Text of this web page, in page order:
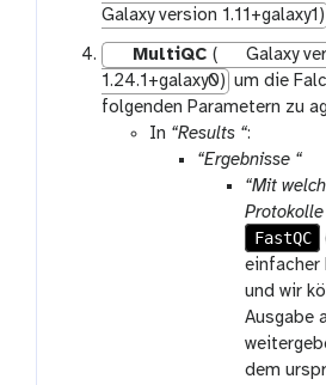
Galaxy version 1.11+galaxy1)
MultiQC (
Galaxy
1.24.1+galaxy0) um die
folgenden Parametern zu
In “Results “:
“Ergebnisse “
“Mit
FastQC
und wir
Ausgabe
dem